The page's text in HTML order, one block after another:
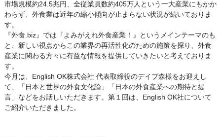
市場規模約24.5兆円、全従業員数約405万人という一大産業にもかか
わらず、外食業は近年の縮小傾向が止まらない状況が続いておりま
す。
『外食.biz』では『よみがえれ外食産業！』というメインテーマのも
と、新しい視点からこの業界の再活性化のための施策を探り、外食
産業に関わる方々に有益な情報を提供していきたいと考えておりま
す。
今月は、English OK株式会社 代表取締役のデイブ森様をお迎えし
て、「日本と世界の外食文化論」「日本の外食産業への期待と提
言」などをお話しいただきます。第１回は、English OK社について
ご紹介いただきました。